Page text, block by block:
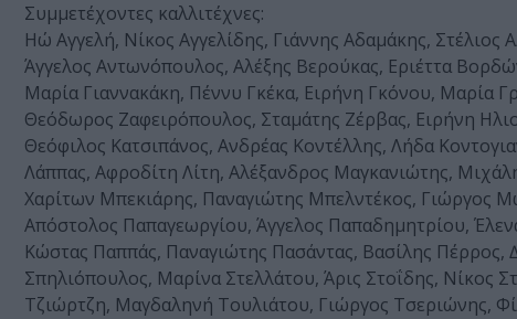
Συμμετέχοντες καλλιτέχνες:
Ηώ Αγγελή, Νίκος Αγγελίδης, Γιάννης Αδαµάκης,
Άγγελος Αντωνόπουλος, Αλέξης Βερούκας, Εριέττα
Μαρία Γιαννακάκη, Πέννυ Γκέκα, Ειρήνη Γκόνου, Μαρία
Θεόδωρος Ζαφειρόπουλος, Σταµάτης Ζέρβας, Ειρήνη
Θεόφιλος Κατσιπάνος, Ανδρέας Κοντέλλης, Λήδα
Λάππας, Αφροδίτη Λίτη, Αλέξανδρος Μαγκανιώτης,
Χαρίτων Μπεκιάρης, Παναγιώτης Μπελντέκος, Γιώργος
Απόστολος Παπαγεωργίου, Άγγελος Παπαδηµητρίου,
Κώστας Παππάς, Παναγιώτης Πασάντας, Βασίλης
Σπηλιόπουλος, Μαρίνα Στελλάτου, Άρις Στοΐδης, Νίκος
Τζιώρτζη, Μαγδαληνή Τουλιάτου, Γιώργος Τσεριώνης,